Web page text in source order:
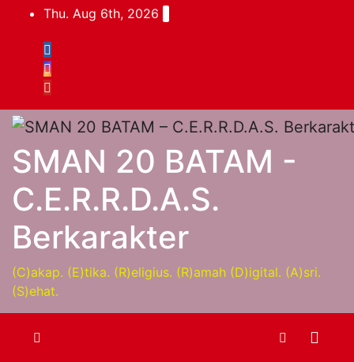
Thu. Aug 6th, 2026
SMAN 20 BATAM -
C.E.R.R.D.A.S.
Berkarakter
(C)akap. (E)tika. (R)eligius. (R)amah (D)igital. (A)sri.
(S)ehat.